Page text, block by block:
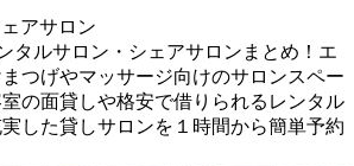
アサロン
タルサロン・シェアサロンまとめ！エ
つげやマッサージ向けのサロンスペー
の面貸しや格安で借りられるレンタル
した貸しサロンを１時間から簡単予約